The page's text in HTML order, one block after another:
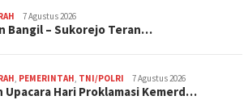
7 Agustus 2026
Bangil – Sukorejo Teran…
PEMERINTAH TNI/POLRI 7 Agustus 2026
Upacara Hari Proklamasi Kemerd…